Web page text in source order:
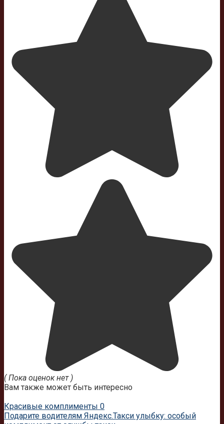
( Пока оценок нет )
Вам также может быть интересно
Красивые комплименты 0
Подарите водителям Яндекс.Такси улыбку: особый